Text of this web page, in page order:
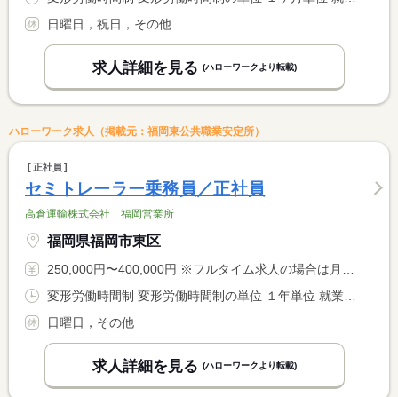
日曜日，祝日，その他
求人詳細を見る (ハローワークより転載)
ハローワーク求人（掲載元：福岡東公共職業安定所）
正社員
セミトレーラー乗務員／正社員
高倉運輸株式会社 福岡営業所
福岡県福岡市東区
250,000円〜400,000円 ※フルタイム求人の場合は月額（換算額）、パート求人の場合は時間額を表示しています。
日曜日，その他
求人詳細を見る (ハローワークより転載)